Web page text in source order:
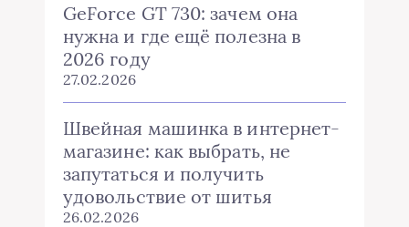
GeForce GT 730: зачем она
нужна и где ещё полезна в
2026 году
27.02.2026
Швейная машинка в интернет-
магазине: как выбрать, не
запутаться и получить
удовольствие от шитья
26.02.2026